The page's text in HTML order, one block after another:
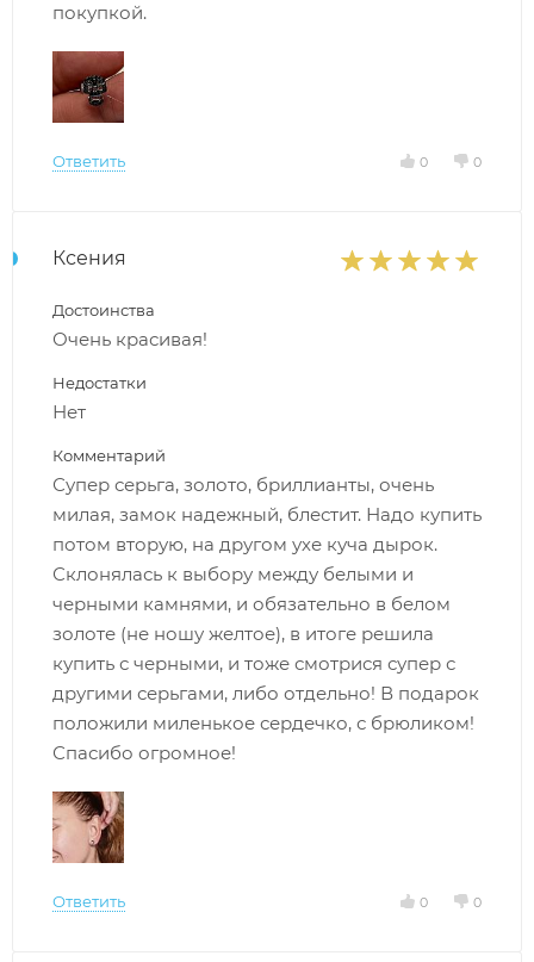
покупкой.
Ответить 0 0
Ксения
Достоинства
Очень красивая!
Недостатки
Нет
Комментарий
Супер серьга, золото, бриллианты, очень
милая, замок надежный, блестит. Надо купить
потом вторую, на другом ухе куча дырок.
Склонялась к выбору между белыми и
черными камнями, и обязательно в белом
золоте (не ношу желтое), в итоге решила
купить с черными, и тоже смотрися супер с
другими серьгами, либо отдельно! В подарок
положили миленькое сердечко, с брюликом!
Спасибо огромное!
Ответить 0 0